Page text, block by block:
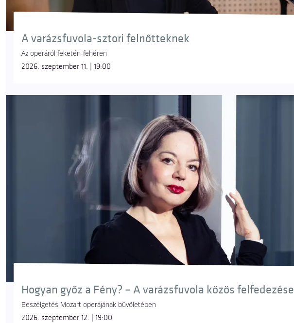
A varázsfuvola-sztori felnőtteknek
Az operáról feketén-fehéren
2026. szeptember 11. | 19:00
Hogyan győz a Fény? – A varázsfuvola közös felfedezése
Beszélgetés Mozart operájának bűvöletében
2026. szeptember 12. | 19:00